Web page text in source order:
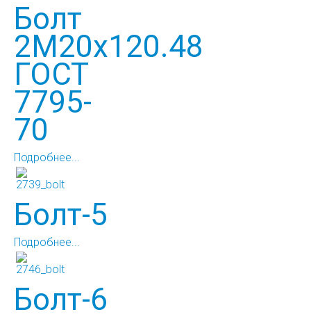
Болт
2М20х120.48
ГОСТ
7795-
70
Подробнее...
Болт-5
Подробнее...
Болт-6